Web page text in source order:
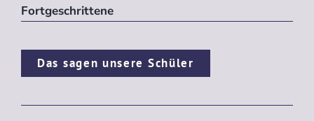
Fortgeschrittene
Das sagen unsere Schüler